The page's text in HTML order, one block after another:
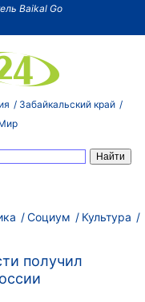
Baikal Go
Забайкальский край
Социум
Культура
получил